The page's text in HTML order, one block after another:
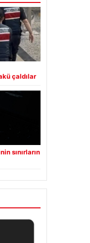
çaldılar
sınırların